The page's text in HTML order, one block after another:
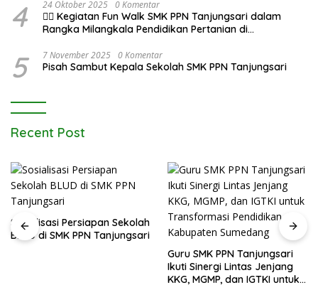
4 24 Oktober 2025 0 Komentar
🚶‍♂️ Kegiatan Fun Walk SMK PPN Tanjungsari dalam
Rangka Milangkala Pendidikan Pertanian di
5 7 November 2025 0 Komentar
Pisah Sambut Kepala Sekolah SMK PPN Tanjungsari
Recent Post
Sosialisasi Persiapan Sekolah
BLUD di SMK PPN Tanjungsari
Guru SMK PPN Tanjungsari
Ikuti Sinergi Lintas Jenjang
KKG, MGMP, dan IGTKI untuk